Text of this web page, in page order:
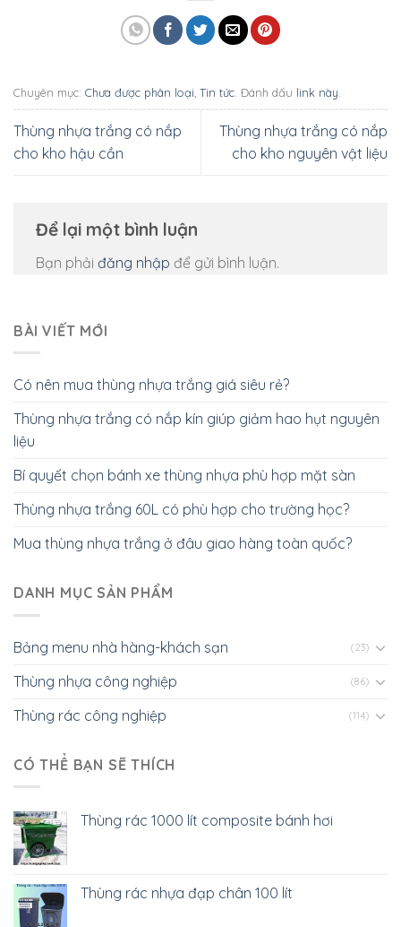
Chuyên mục: Chưa được phân loại, Tin tức. Đánh dấu link này.
Thùng nhựa trắng có nắp
cho kho hậu cần
Thùng nhựa trắng có nắp
cho kho nguyên vật liệu
Để lại một bình luận
Bạn phải đăng nhập để gửi bình luận.
BÀI VIẾT MỚI
Có nên mua thùng nhựa trắng giá siêu rẻ?
Thùng nhựa trắng có nắp kín giúp giảm hao hụt nguyên
liệu
Bí quyết chọn bánh xe thùng nhựa phù hợp mặt sàn
Thùng nhựa trắng 60L có phù hợp cho trường học?
Mua thùng nhựa trắng ở đâu giao hàng toàn quốc?
DANH MỤC SẢN PHẨM
Bảng menu nhà hàng-khách sạn (23)
Thùng nhựa công nghiệp (86)
Thùng rác công nghiệp (114)
CÓ THỂ BẠN SẼ THÍCH
Thùng rác 1000 lít composite bánh hơi
Thùng rác nhựa đạp chân 100 lít